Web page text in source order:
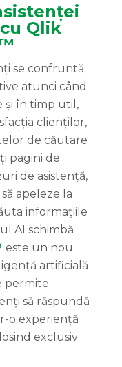
Qlik
se confruntă
atunci când
și în timp util,
clienților,
de căutare
pagini de
de asistență,
apeleze la
informațiile
AI schimbă
este un nou
artificială
permite
să răspundă
o experiență
exclusiv